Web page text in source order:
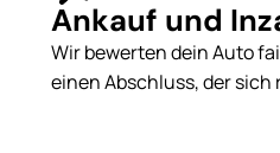
Ankauf und
Wir bewerten dein Auto
einen Abschluss, der